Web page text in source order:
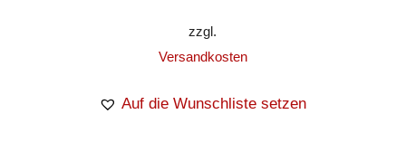
zzgl.
Versandkosten
Auf die Wunschliste setzen